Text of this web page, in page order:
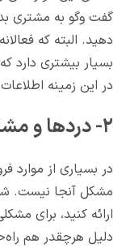
گفت وگو به مشتری
دهید. البته که
بسیار بیشتری دارد
در این زمینه
۲- دردها و مشکلات مشتری را درک کنید.
در بسیاری از
مشکل آنجا نیست.
ارائه کنید، برای
دلیل هرچقدر هم